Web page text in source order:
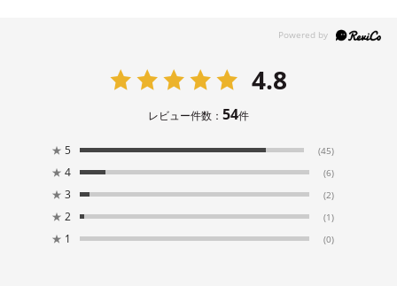
4.8
レビュー件数： 54件
★ 5 (45)
★ 4 (6)
★ 3 (2)
★ 2 (1)
★ 1 (0)